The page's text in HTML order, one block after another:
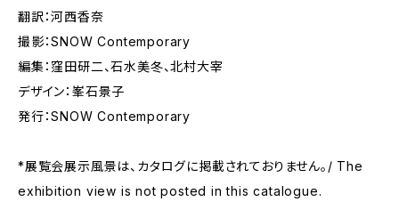
翻訳：河西香奈
撮影：SNOW Contemporary
編集：窪田研二、石水美冬、北村大宰
デザイン：峯石景子
発行：SNOW Contemporary
*展覧会展示風景は、カタログに掲載されておりません。/ The
exhibition view is not posted in this catalogue.